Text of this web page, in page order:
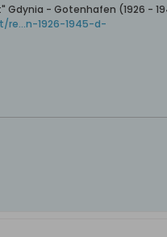
- Gotenhafen (1926 -
1926-1945-d-